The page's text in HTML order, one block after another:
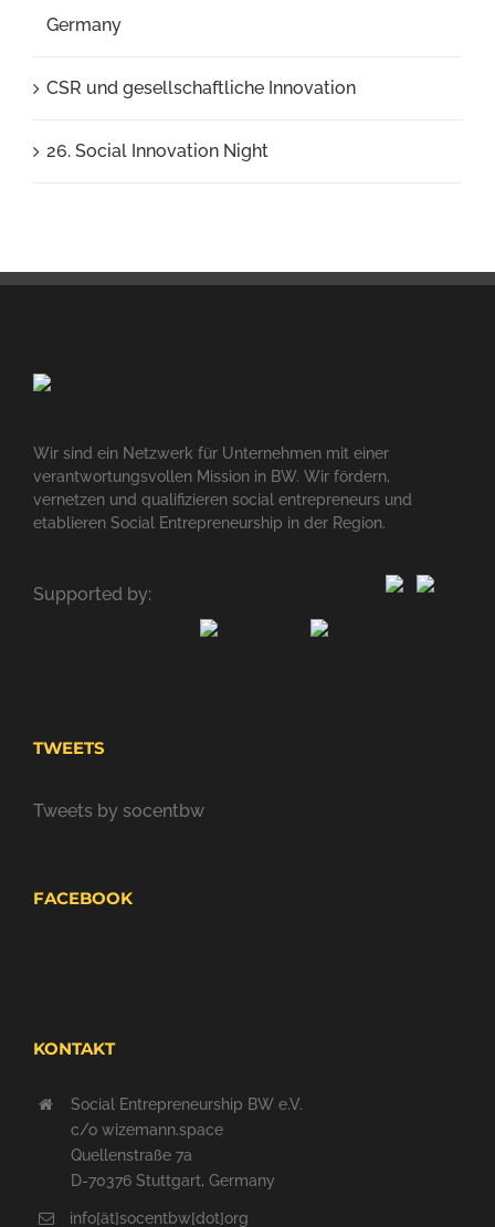
Germany
CSR und gesellschaftliche Innovation
26. Social Innovation Night
Wir sind ein Netzwerk für Unternehmen mit einer
verantwortungsvollen Mission in BW. Wir fördern,
vernetzen und qualifizieren social entrepreneurs und
etablieren Social Entrepreneurship in der Region.
Supported by:
TWEETS
Tweets by socentbw
FACEBOOK
KONTAKT
Social Entrepreneurship BW e.V.
c/o wizemann.space
Quellenstraße 7a
D-70376 Stuttgart, Germany
info[ät]socentbw[dot]org